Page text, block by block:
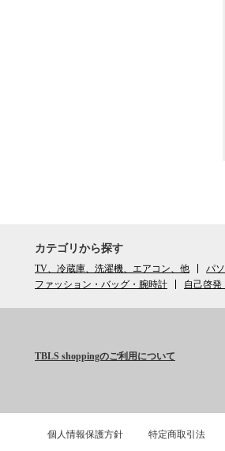
カテゴリから探す
TV、冷蔵庫、洗濯機、エアコン、他 パ
ファッション・バッグ・腕時計
自己啓発
TBLS shoppingのご利用について
個人情報保護方針 特定商取引法